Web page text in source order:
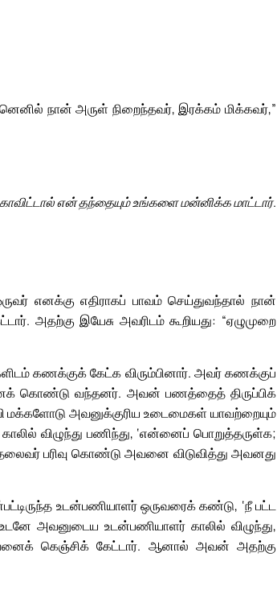
நான் அருள் நிறைந்தவர், இரக்கம் மிக்கவர்,”
என் தந்தையும் உங்களை மன்னிக்க மாட்டார்.
எனக்கு எதிராகப் பாவம் செய்துவந்தால் நான்
அதற்கு இயேசு அவரிடம் கூறியது: “ஏழுமுறை
கணக்குக் கேட்க விரும்பினார். அவர் கணக்குப்
கொண்டு வந்தனர். அவன் பணத்தைத் திருப்பிக்
அவனுக்குரிய உடைமைகள் யாவற்றையும்
விழுந்து பணிந்து, ‘என்னைப் பொறுத்தருள்க;
தலைவர் பரிவு கொண்டு அவனை விடுவித்து அவனது
உடன்பணியாளர் ஒருவரைக் கண்டு, ‘நீ பட்ட
அவனுடைய உடன்பணியாளர் காலில் விழுந்து,
அவனைக் கெஞ்சிக் கேட்டார். ஆனால் அவன் அதற்கு